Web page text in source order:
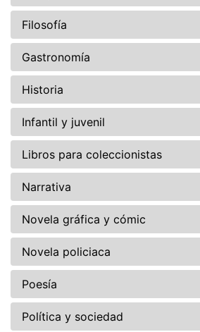
Filosofía
Gastronomía
Historia
Infantil y juvenil
Libros para coleccionistas
Narrativa
Novela gráfica y cómic
Novela policiaca
Poesía
Política y sociedad